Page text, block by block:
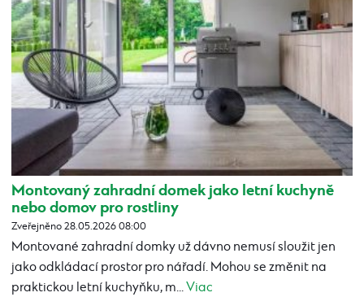
Montovaný zahradní domek jako letní kuchyně
nebo domov pro rostliny
Zveřejněno 28.05.2026 08:00
Montované zahradní domky už dávno nemusí sloužit jen
jako odkládací prostor pro nářadí. Mohou se změnit na
praktickou letní kuchyňku, m...Viac